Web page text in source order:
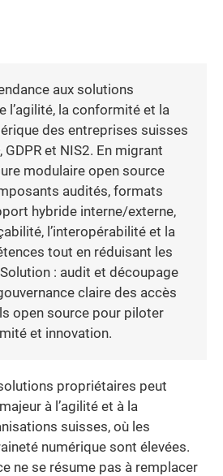
aux solutions
l’agilité, la conformité et la
des entreprises suisses
GDPR et NIS2. En migrant
modulaire open source
audités, formats
hybride interne/externe,
l’interopérabilité et la
tout en réduisant les
: audit et découpage
claire des accès
open source pour piloter
et innovation.
propriétaires peut
à l’agilité et à la
suisses, où les
numérique sont élevées.
ne se résume pas à remplacer